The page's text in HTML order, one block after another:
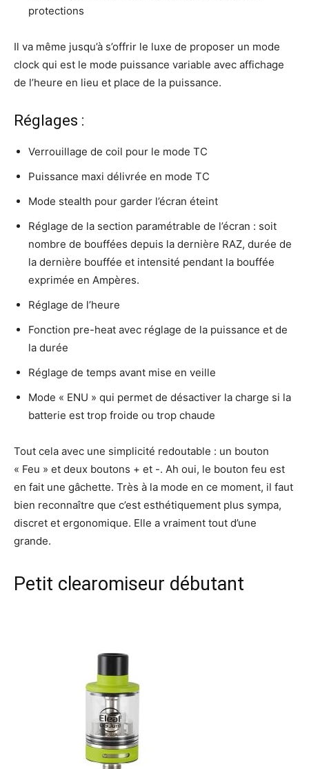
protections
Il va même jusqu’à s’offrir le luxe de proposer un mode
clock qui est le mode puissance variable avec affichage
de l’heure en lieu et place de la puissance.
Réglages :
Verrouillage de coil pour le mode TC
Puissance maxi délivrée en mode TC
Mode stealth pour garder l’écran éteint
Réglage de la section paramétrable de l’écran : soit
nombre de bouffées depuis la dernière RAZ, durée de
la dernière bouffée et intensité pendant la bouffée
exprimée en Ampères.
Réglage de l’heure
Fonction pre-heat avec réglage de la puissance et de
la durée
Réglage de temps avant mise en veille
Mode « ENU » qui permet de désactiver la charge si la
batterie est trop froide ou trop chaude
Tout cela avec une simplicité redoutable : un bouton
« Feu » et deux boutons + et -. Ah oui, le bouton feu est
en fait une gâchette. Très à la mode en ce moment, il faut
bien reconnaître que c’est esthétiquement plus sympa,
discret et ergonomique. Elle a vraiment tout d’une
grande.
Petit clearomiseur débutant